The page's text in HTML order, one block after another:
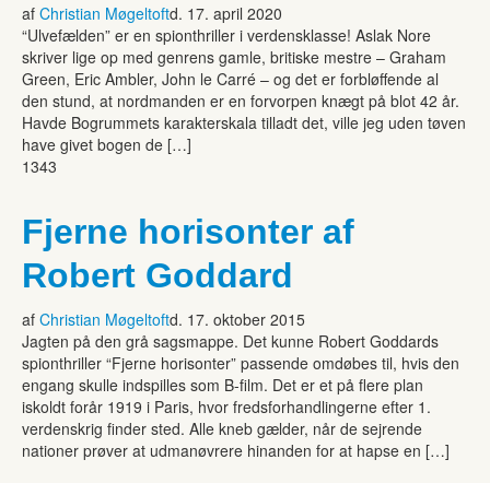
af Christian Møgeltoftd. 17. april 2020
“Ulvefælden” er en spionthriller i verdensklasse! Aslak Nore
skriver lige op med genrens gamle, britiske mestre – Graham
Green, Eric Ambler, John le Carré – og det er forbløffende al
den stund, at nordmanden er en forvorpen knægt på blot 42 år.
Havde Bogrummets karakterskala tilladt det, ville jeg uden tøven
have givet bogen de […]
1343
Fjerne horisonter af
Robert Goddard
af Christian Møgeltoftd. 17. oktober 2015
Jagten på den grå sagsmappe. Det kunne Robert Goddards
spionthriller “Fjerne horisonter” passende omdøbes til, hvis den
engang skulle indspilles som B-film. Det er et på flere plan
iskoldt forår 1919 i Paris, hvor fredsforhandlingerne efter 1.
verdenskrig finder sted. Alle kneb gælder, når de sejrende
nationer prøver at udmanøvrere hinanden for at hapse en […]